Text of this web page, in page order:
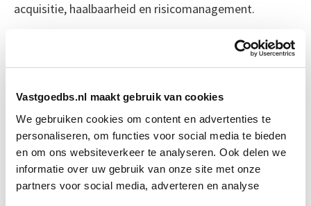
Vastgoedbs.nl maakt gebruik van cookies
We gebruiken cookies om content en advertenties te
personaliseren, om functies voor social media te bieden
en om ons websiteverkeer te analyseren. Ook delen we
informatie over uw gebruik van onze site met onze
partners voor social media, adverteren en analyse
acquisitie, haalbaarheid en risicomanagement.
in deze opleidingen:
Business Case voor Vastgoed- &
Projectontwikkeling
Start do